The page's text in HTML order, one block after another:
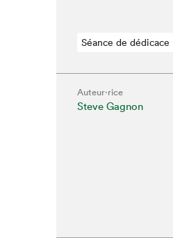
Séance de dédicace
Auteur·rice
Steve Gagnon